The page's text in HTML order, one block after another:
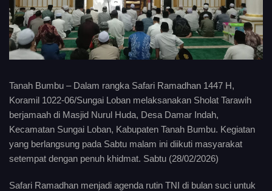
Tanah Bumbu – Dalam rangka Safari Ramadhan 1447 H,
Koramil 1022-06/Sungai Loban melaksanakan Sholat Tarawih
berjamaah di Masjid Nurul Huda, Desa Damar Indah,
Kecamatan Sungai Loban, Kabupaten Tanah Bumbu. Kegiatan
yang berlangsung pada Sabtu malam ini diikuti masyarakat
setempat dengan penuh khidmat. Sabtu (28/02/2026)
Safari Ramadhan menjadi agenda rutin TNI di bulan suci untuk